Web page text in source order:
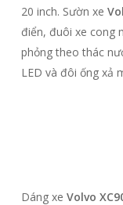
20 inch. Sườn xe
điển, đuôi xe cong
phỏng theo thác
LED và đôi ống xả
Dáng xe Volvo